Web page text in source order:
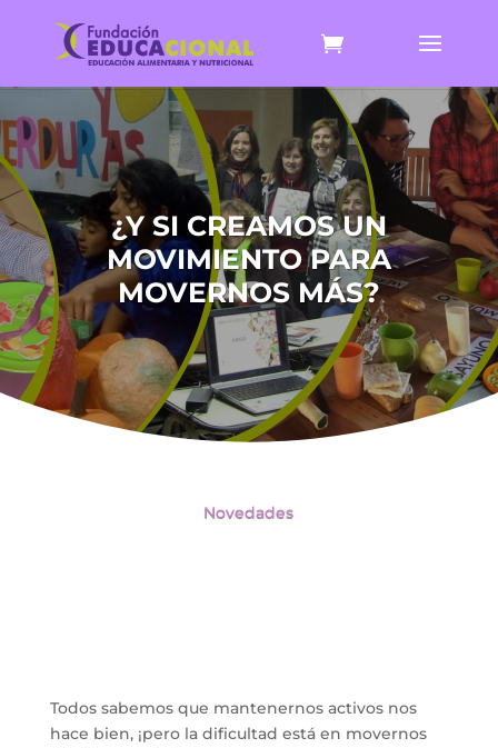
¿Y SI CREAMOS UN
MOVIMIENTO PARA
MOVERNOS MÁS?
Novedades
Todos sabemos que mantenernos activos nos
hace bien, ¡pero la dificultad está en movernos